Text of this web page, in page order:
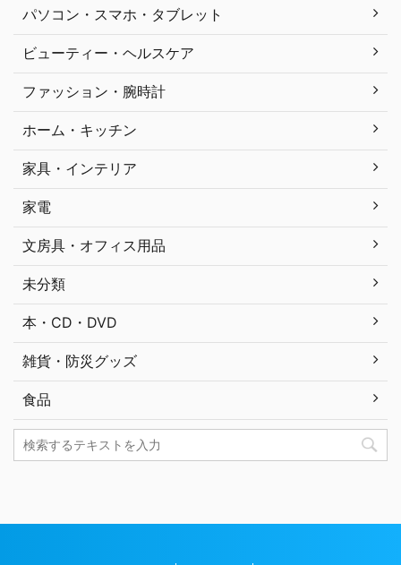
パソコン・スマホ・タブレット
ビューティー・ヘルスケア
ファッション・腕時計
ホーム・キッチン
家具・インテリア
家電
文房具・オフィス用品
未分類
本・CD・DVD
雑貨・防災グッズ
食品